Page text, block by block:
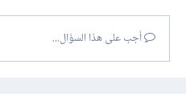
أجب على هذا السؤال...